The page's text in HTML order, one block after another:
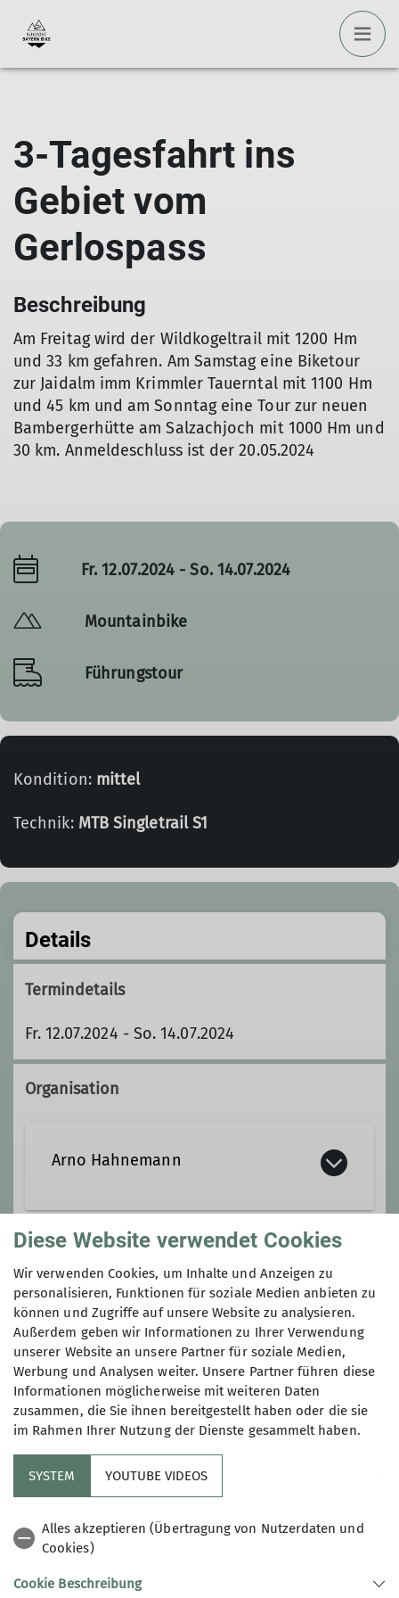
3-Tagesfahrt ins
Gebiet vom
Gerlospass
Beschreibung
Am Freitag wird der Wildkogeltrail mit 1200 Hm
und 33 km gefahren. Am Samstag eine Biketour
zur Jaidalm imm Krimmler Tauerntal mit 1100 Hm
und 45 km und am Sonntag eine Tour zur neuen
Bambergerhütte am Salzachjoch mit 1000 Hm und
30 km. Anmeldeschluss ist der 20.05.2024
Fr. 12.07.2024 - So. 14.07.2024
Mountainbike
Führungstour
Kondition: mittel
Technik: MTB Singletrail S1
Details
Termindetails
Fr. 12.07.2024 - So. 14.07.2024
Organisation
Arno Hahnemann
SOBB Sektion Laufen
Wir sind eine bunte Truppe aller
Altersklassen, die gerne mit dem
und immer auf der Suche nach neuen
Orten und fahrtechnischen
der Fahrspaß und Naturgenuss im
Vordergrund!
Südostbayernbike
Diese Website verwendet Cookies
Wir verwenden Cookies, um Inhalte und Anzeigen zu
personalisieren, Funktionen für soziale Medien anbieten zu
können und Zugriffe auf unsere Website zu analysieren.
Außerdem geben wir Informationen zu Ihrer Verwendung
unserer Website an unsere Partner für soziale Medien,
Werbung und Analysen weiter. Unsere Partner führen diese
Informationen möglicherweise mit weiteren Daten
zusammen, die Sie ihnen bereitgestellt haben oder die sie
im Rahmen Ihrer Nutzung der Dienste gesammelt haben.
SYSTEM YOUTUBE VIDEOS
Alles akzeptieren (Übertragung von Nutzerdaten und
Cookies)
Cookie Beschreibung